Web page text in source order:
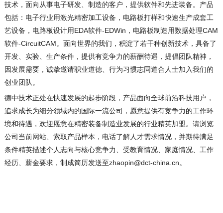
技术，面向从事电子研发、制造的客户，提供软件和先进装备。产品
包括：电子行业用激光精密加工设备，电路板打样和快速生产成套工
艺设备，电路板设计用EDA软件-EDWin，电路板制造用数据处理CAM
软件-CircuitCAM。面向世界的我们，积淀了若干种创新技术，具备了
开发、实验、生产条件，提供有竞争力的薪酬待遇，提倡团队精神，
因发展需要，诚挚邀请职业道德、行为习惯志同道合人士加入我们的
创业团队。
德中技术正处在快速发展的起步阶段，产品面向全球前沿科技用户，
追求成长为细分领域内的国际一流公司，愿意提供有竞争力的工作环
境和待遇，欢迎愿意在精密装备制造业发展的行业精英加盟。请浏览
公司当前网站、索取产品样本，电话了解人才需求情况，并期待满足
条件精英描述个人志向与核心竞争力、受教育情况、家庭情况、工作
经历、薪金要求，制成简历发送至zhaopin@dct-china.cn。